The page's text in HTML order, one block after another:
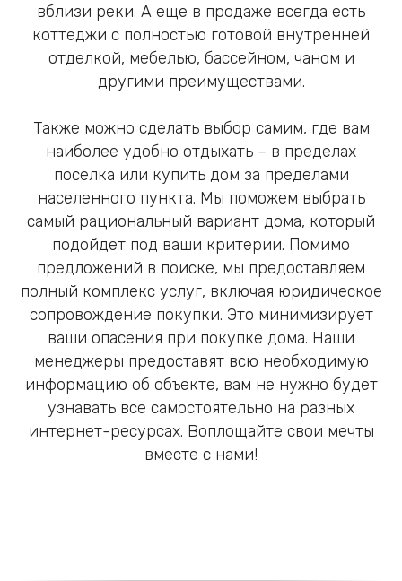
вблизи реки. А еще в продаже всегда есть
коттеджи с полностью готовой внутренней
отделкой, мебелью, бассейном, чаном и
другими преимуществами.
Также можно сделать выбор самим, где вам
наиболее удобно отдыхать – в пределах
поселка или купить дом за пределами
населенного пункта. Мы поможем выбрать
самый рациональный вариант дома, который
подойдет под ваши критерии. Помимо
предложений в поиске, мы предоставляем
полный комплекс услуг, включая юридическое
сопровождение покупки. Это минимизирует
ваши опасения при покупке дома. Наши
менеджеры предоставят всю необходимую
информацию об объекте, вам не нужно будет
узнавать все самостоятельно на разных
интернет-ресурсах. Воплощайте свои мечты
вместе с нами!